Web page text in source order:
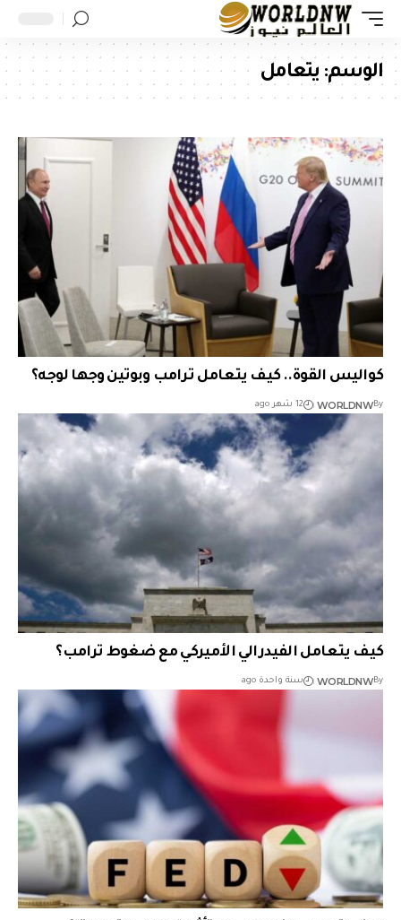
الوسم: يتعامل
كواليس القوة.. كيف يتعامل ترامب وبوتين وجها لوجه؟
By
WORLDNW 12 شهر ago
كيف يتعامل الفيدرالي الأميركي مع ضغوط ترامب؟
By
WORLDNW سنة واحدة ago